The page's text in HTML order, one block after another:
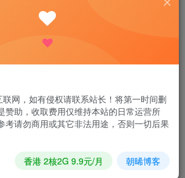
管是否为一级域名
很多，资金平均停留的时间不超过12小
得到充分的保障，平台支持多种支付方
宝、财付通支付等支持多种接口，对接
网，如有侵权请联系站长！将第一时间删
赞助，收取费用仅维持本站的日常运营所
考请勿商用或其它非法用途，否则一切后果
香港 2核2G 9.9元/月 朝晞博客